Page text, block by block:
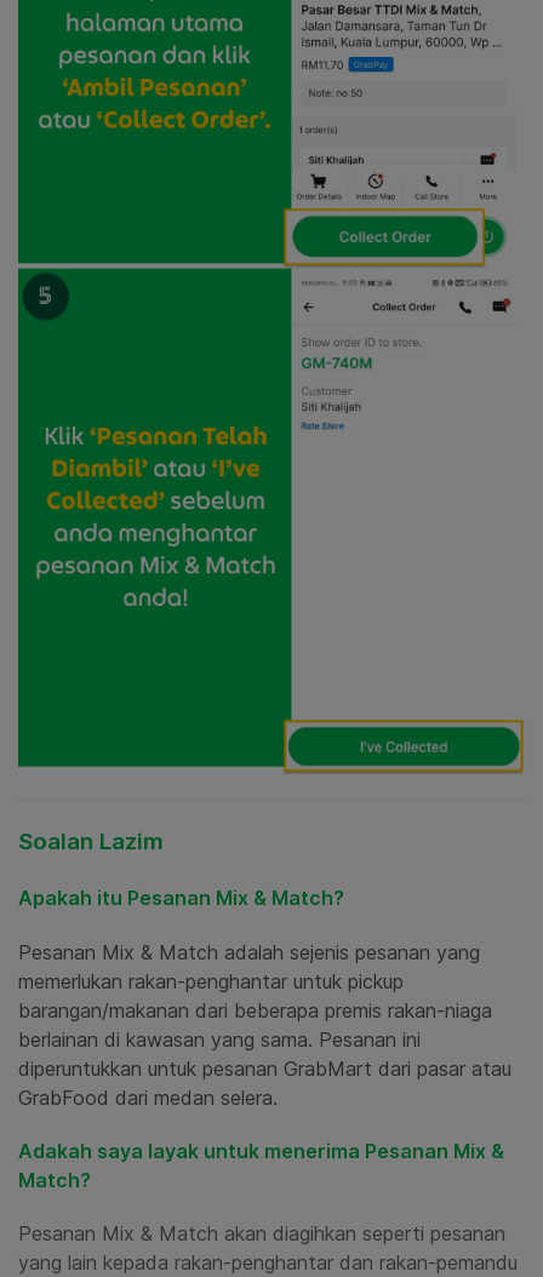
Soalan Lazim
Apakah itu Pesanan Mix & Match?
Pesanan Mix & Match adalah sejenis pesanan yang
memerlukan rakan-penghantar untuk pickup
barangan/makanan dari beberapa premis rakan-niaga
berlainan di kawasan yang sama. Pesanan ini
diperuntukkan untuk pesanan GrabMart dari pasar atau
GrabFood dari medan selera.
Adakah saya layak untuk menerima Pesanan Mix &
Match?
Pesanan Mix & Match akan diagihkan seperti pesanan
yang lain kepada rakan-penghantar dan rakan-pemandu